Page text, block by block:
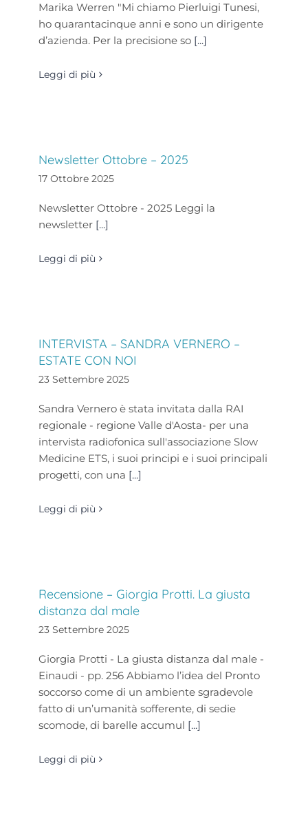
Marika Werren "Mi chiamo Pierluigi Tunesi,
ho quarantacinque anni e sono un dirigente
d’azienda. Per la precisione so [...]
Leggi di più
Newsletter Ottobre – 2025
17 Ottobre 2025
Newsletter Ottobre - 2025 Leggi la
newsletter [...]
Leggi di più
INTERVISTA – SANDRA VERNERO –
ESTATE CON NOI
23 Settembre 2025
Sandra Vernero è stata invitata dalla RAI
regionale - regione Valle d'Aosta- per una
intervista radiofonica sull'associazione Slow
Medicine ETS, i suoi principi e i suoi principali
progetti, con una [...]
Leggi di più
Recensione – Giorgia Protti. La giusta
distanza dal male
23 Settembre 2025
Giorgia Protti - La giusta distanza dal male -
Einaudi - pp. 256 Abbiamo l’idea del Pronto
soccorso come di un ambiente sgradevole
fatto di un’umanità sofferente, di sedie
scomode, di barelle accumul [...]
Leggi di più